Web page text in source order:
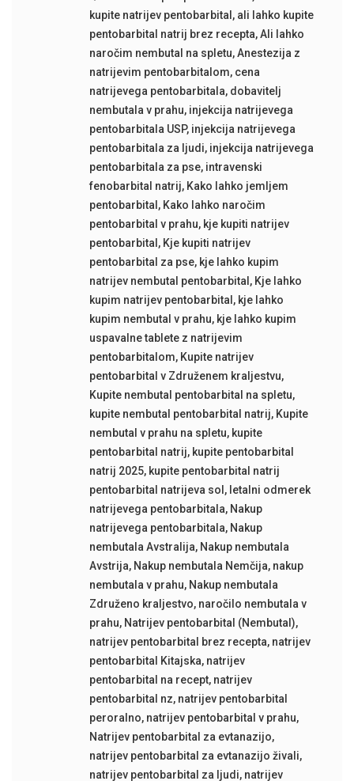
kupite natrijev pentobarbital , ali lahko kupite
pentobarbital natrij brez recepta,Ali lahko
naročim nembutal na spletu,Anestezija z
natrijevim pentobarbitalom, cena
natrijevega pentobarbitala, dobavitelj
nembutala v prahu, injekcija natrijevega
pentobarbitala USP, injekcija natrijevega
pentobarbitala za ljudi, injekcija natrijevega
pentobarbitala za pse, intravenski
fenobarbital natrij, Kako lahko jemljem
pentobarbital , Kako lahko naročim
pentobarbital v prahu, kje kupiti natrijev
pentobarbital , Kje kupiti natrijev
pentobarbital za pse, kje lahko kupim
natrijev nembutal pentobarbital , Kje lahko
kupim natrijev pentobarbital , kje lahko
kupim nembutal v prahu, kje lahko kupim
uspavalne tablete z natrijevim
pentobarbitalom, Kupite natrijev
pentobarbital v Združenem kraljestvu,
Kupite nembutal pentobarbital na spletu,
kupite nembutal pentobarbital natrij, Kupite
nembutal v prahu na spletu, kupite
pentobarbital natrij, kupite pentobarbital
natrij 2025, kupite pentobarbital natrij
pentobarbital natrijeva sol , letalni odmerek
natrijevega pentobarbitala, Nakup
natrijevega pentobarbitala, Nakup
nembutala Avstralija, Nakup nembutala
Avstrija, Nakup nembutala Nemčija, nakup
nembutala v prahu, Nakup nembutala
Združeno kraljestvo, naročilo nembutala v
prahu, Natrijev pentobarbital (Nembutal),
natrijev pentobarbital brez recepta, natrijev
pentobarbital Kitajska, natrijev
pentobarbital na recept, natrijev
pentobarbital nz, natrijev pentobarbital
peroralno, natrijev pentobarbital v prahu,
Natrijev pentobarbital za evtanazijo,
natrijev pentobarbital za evtanazijo živali,
natrijev pentobarbital za ljudi, natrijev